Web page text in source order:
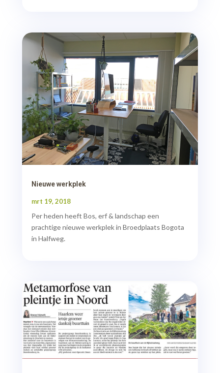
Nieuwe werkplek
mrt 19, 2018
Per heden heeft Bos, erf & landschap een
prachtige nieuwe werkplek in Broedplaats Bogota
in Halfweg.